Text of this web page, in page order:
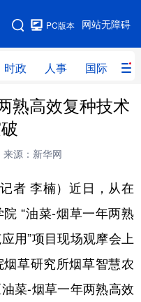
网站无障碍
PC版本
时政 人事 国际 财
时政 人事
网评
量子 体育
军事
金融 汽车
熟高效复种技术
来源：新华网
者 李楠）近日
，从在
院 “油菜-烟草一年两熟
用”项目现场观摩会上
草研究所烟草智慧农
菜-烟草一年两熟高效